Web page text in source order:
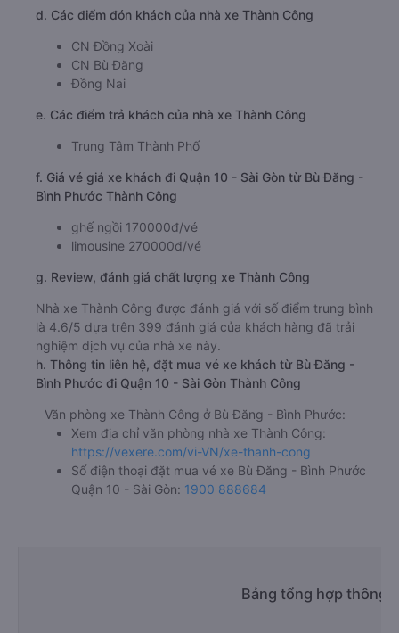
d. Các điểm đón khách của nhà xe Thành Công
CN Đồng Xoài
CN Bù Đăng
Đồng Nai
e. Các điểm trả khách của nhà xe Thành Công
Trung Tâm Thành Phố
f. Giá vé giá xe khách đi Quận 10 - Sài Gòn từ Bù Đăng -
Bình Phước Thành Công
ghế ngồi 170000đ/vé
limousine 270000đ/vé
g. Review, đánh giá chất lượng xe Thành Công
Nhà xe Thành Công được đánh giá với số điểm trung bình
là 4.6/5 dựa trên 399 đánh giá của khách hàng đã trải
nghiệm dịch vụ của nhà xe này.
h. Thông tin liên hệ, đặt mua vé xe khách từ Bù Đăng -
Bình Phước đi Quận 10 - Sài Gòn Thành Công
Văn phòng xe Thành Công ở Bù Đăng - Bình Phước:
Xem địa chỉ văn phòng nhà xe Thành Công:
https://vexere.com/vi-VN/xe-thanh-cong
Số điện thoại đặt mua vé xe Bù Đăng - Bình Phước
Quận 10 - Sài Gòn: 1900 888684
Bảng tổng hợp thông